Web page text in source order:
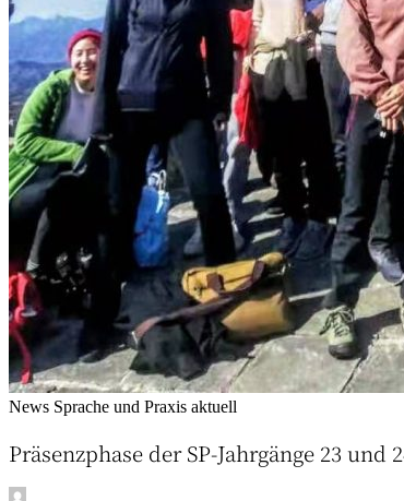
News Sprache und Praxis aktuell
Präsenzphase der SP-Jahrgänge 23 und